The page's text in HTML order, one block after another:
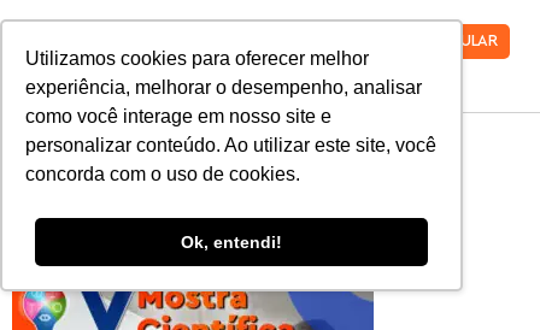
Utilizamos cookies para oferecer melhor
experiência, melhorar o desempenho, analisar
como você interage em nosso site e
personalizar conteúdo. Ao utilizar este site, você
concorda com o uso de cookies.
Ok, entendi!
VESTIBULAR
2022_Mostra-
Cientifica